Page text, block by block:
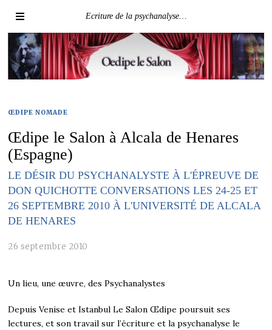
Ecriture de la psychanalyse…
ŒDIPE NOMADE
Œdipe le Salon à Alcala de Henares
(Espagne)
LE DÉSIR DU PSYCHANALYSTE À L'ÉPREUVE DE
DON QUICHOTTE CONVERSATIONS LES 24-25 ET
26 SEPTEMBRE 2010 À L'UNIVERSITÉ DE ALCALA
DE HENARES
26 septembre 2010
Un lieu, une œuvre, des Psychanalystes
Depuis Venise et Istanbul Le Salon Œdipe poursuit ses
lectures, et son travail sur l’écriture et la psychanalyse le